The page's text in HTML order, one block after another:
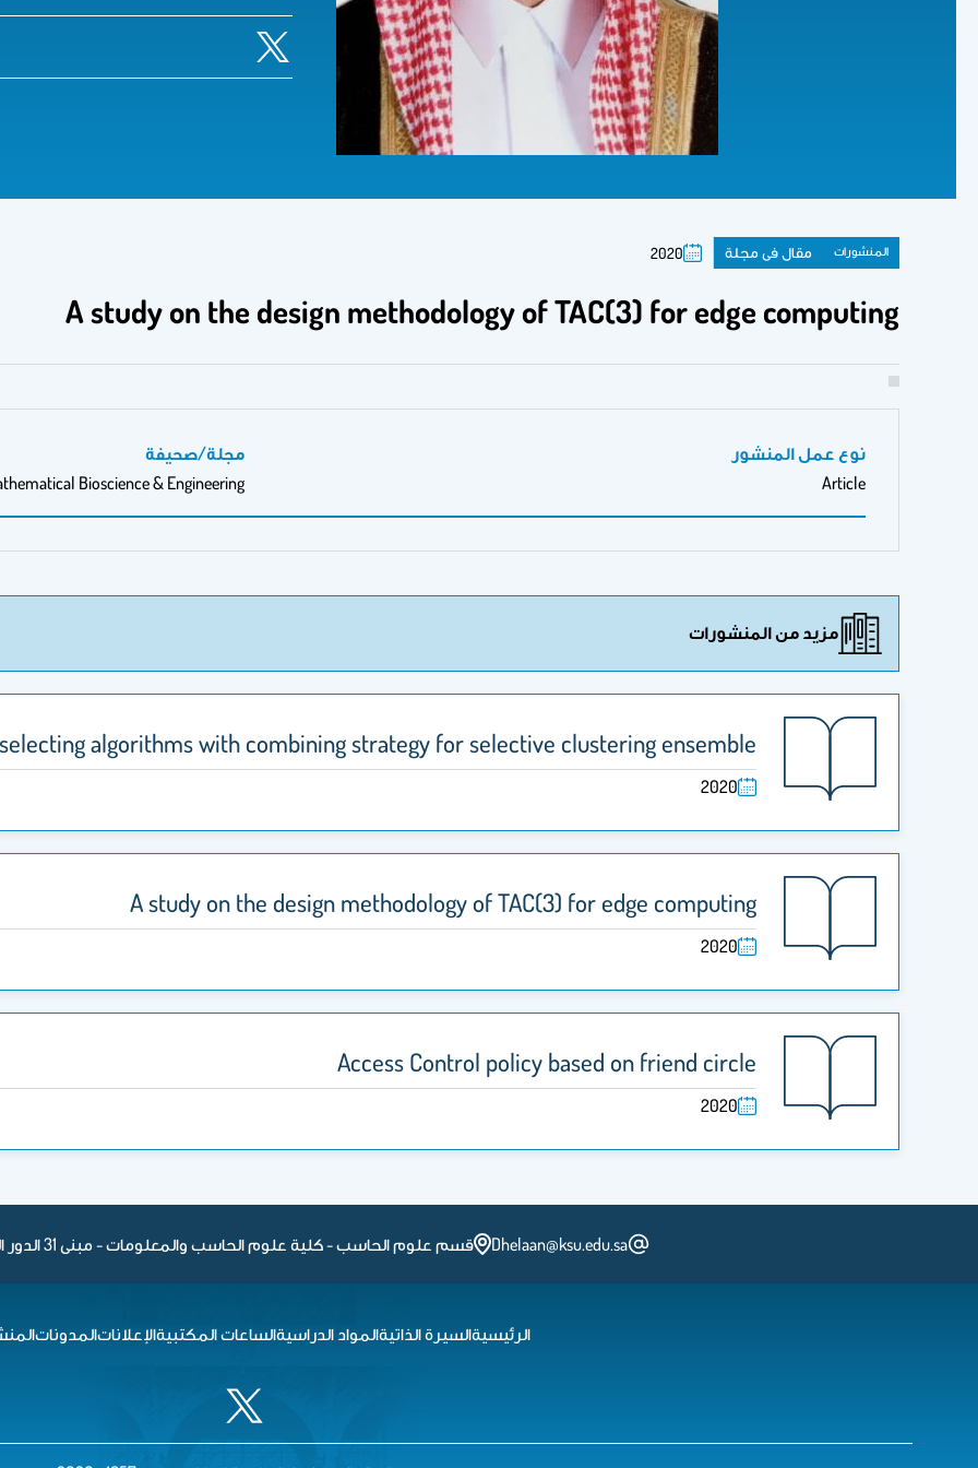
المنشورات مقال فى مجلة 2020
A study on the design methodology of TAC(3) for edge computing
نوع عمل المنشور
Article
مجلة/صحيفة
Bioscience & Engineering
مزيد من المنشورات
algorithms with combining strategy for selective clustering ensemble
2020
A study on the design methodology of TAC(3) for edge computing
2020
Access Control policy based on friend circle
2020
Dhelaan@ksu.edu.sa قسم علوم الحاسب - كلية علوم الحاسب والمعلومات - مبنى 31 الدور الثاني
الرئيسيةالسيرة الذاتيةالمواد الدراسيةالساعات المكتبيةالإعلاناتالمدونات